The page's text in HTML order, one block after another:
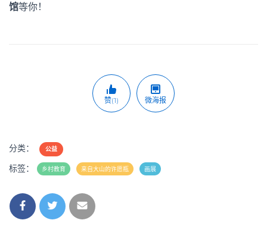
馆等你！
赞(1) 微海报
分类： 公益
标签： 乡村教育 来自大山的许愿瓶 画展